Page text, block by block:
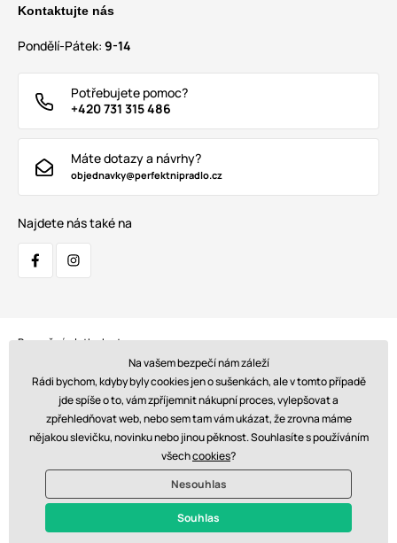
Kontaktujte nás
Pondělí-Pátek: 9-14
Potřebujete pomoc?
+420 731 315 486
Máte dotazy a návrhy?
objednavky@perfektnipradlo.cz
Najdete nás také na
Bezpečná platba kartou:
Doprava:
© 2026 www.perfektnipradlo.cz. Technicky zajišťujeSimplia s.r.o.
Kč - CZ
Na vašem bezpečí nám záleží
Rádi bychom, kdyby byly cookies jen o sušenkách, ale v tomto případě
jde spíše o to, vám zpříjemnit nákupní proces, vylepšovat a
zpřehledňovat web, nebo sem tam vám ukázat, že zrovna máme
nějakou slevičku, novinku nebo jinou pěknost. Souhlasíte s používáním
všechcookies?
Nesouhlas
Souhlas